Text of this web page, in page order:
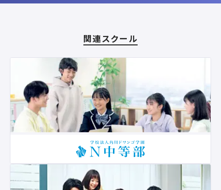
関連スクール